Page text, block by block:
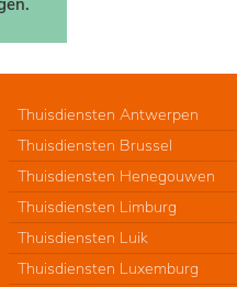
Thuisdiensten Antwerpen
Thuisdiensten Brussel
Thuisdiensten Henegouwen
Thuisdiensten Limburg
Thuisdiensten Luik
Thuisdiensten Luxemburg